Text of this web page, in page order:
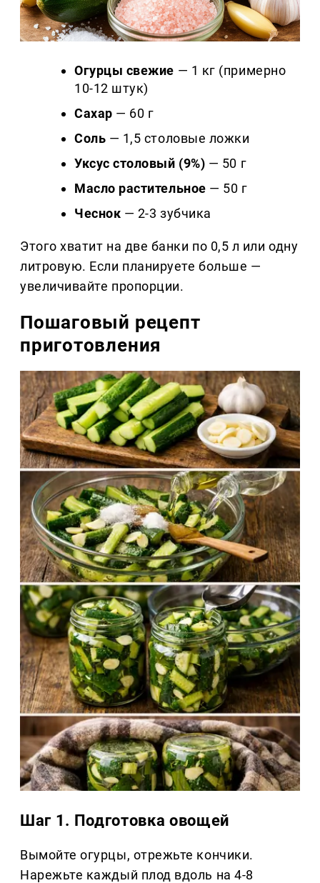
Огурцы свежие — 1 кг (примерно
10-12 штук)
Сахар — 60 г
Соль — 1,5 столовые ложки
Уксус столовый (9%) — 50 г
Масло растительное — 50 г
Чеснок — 2-3 зубчика
Этого хватит на две банки по 0,5 л или одну
литровую. Если планируете больше —
увеличивайте пропорции.
Пошаговый рецепт
приготовления
Шаг 1. Подготовка овощей
Вымойте огурцы, отрежьте кончики.
Нарежьте каждый плод вдоль на 4-8